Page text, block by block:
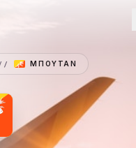
ΜΠΟΥΤΆΝ